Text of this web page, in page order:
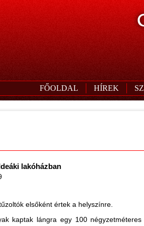
FŐOLDAL HÍREK
lakóházban
elsőként értek a helyszínre.
kaptak lángra egy 100